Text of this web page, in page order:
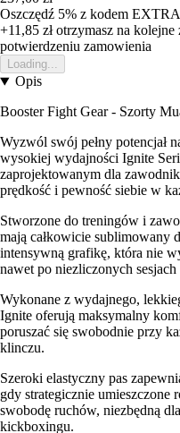
Oszczędź 5% z kodem EXTRA
+11,85 złotrzymasz na kolejne
potwierdzeniu zamowienia
Loading...
Opis
Booster Fight Gear - Szorty
Wyzwól swój pełny potencjał
wysokiej wydajności Ignite
zaprojektowanym dla
prędkość i pewność siebie w
Stworzone do treningów i
mają całkowicie sublimowany
intensywną grafikę, która nie
nawet po niezliczonych
Wykonane z wydajnego,
Ignite oferują maksymalny
poruszać się swobodnie przy
klinczu.
Szeroki elastyczny pas
gdy strategicznie umieszczone
swobodę ruchów, niezbędną
kickboxingu.